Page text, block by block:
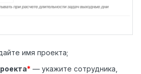
имя проекта;
* — укажите сотрудника,